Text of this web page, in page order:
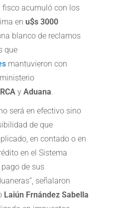
fisco acumuló con los
en u$s 3000
blanco de reclamos
que
mantuvieron con
y Aduana.
será en efectivo sino
de que
en contado o en
en el Sistema
de sus
señalaron
Laiún Frnández Sabella